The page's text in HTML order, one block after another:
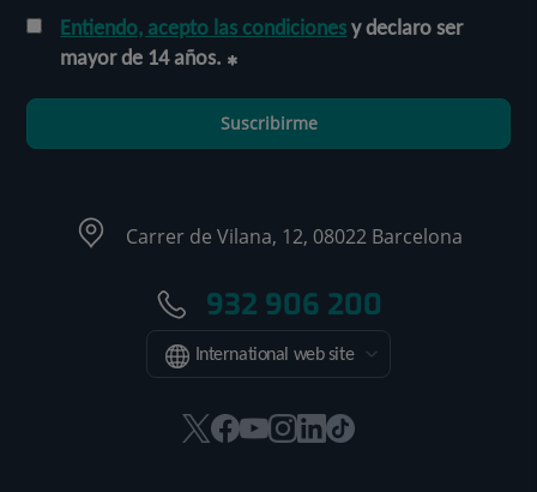
Entiendo, acepto las condicionesy declaro ser
mayor de 14 años.
Suscribirme
Carrer de Vilana, 12, 08022 Barcelona
932 906 200
International web site
EsteEsteEsteEsteEsteEnlace